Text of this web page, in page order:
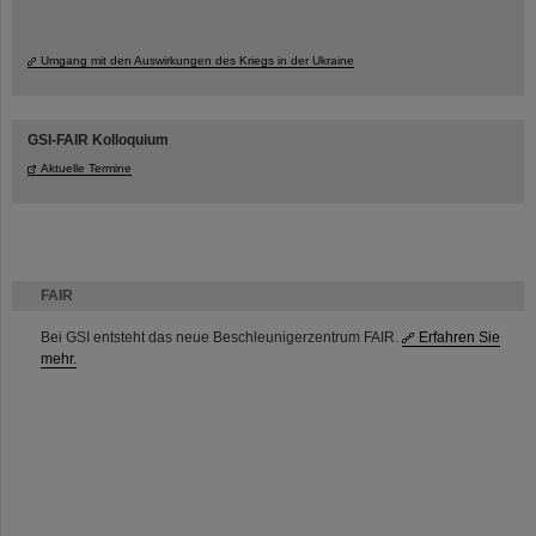
FAIR
Bei GSI entsteht das neue Beschleunigerzentrum FAIR.
Erfahren Sie
mehr.
Umgang mit den Auswirkungen des Kriegs in der Ukraine
GSI-FAIR Kolloquium
Aktuelle Termine